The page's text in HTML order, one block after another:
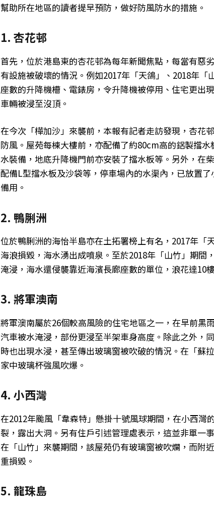
幫助所在地區的讀者提早預防，做好防風防水的措施。
1. 杏花邨
首先，位於港島東的杏花邨為每年新聞焦點，每當有惡
有設施被破壞的情況。例如2017年「天鴿」、2018年
座數的升降機槽、電錶房，令升降機被停用、住宅更出
車輛被浸至沒頂。
在今次「樺加沙」來襲前，本報有記者走訪發現，杏花
防風。屋苑每棟大樓前，亦配備了約80cm高的鋁製擋
水裝備，地底升降機門前亦安裝了擋水板等。另外，在
配備L型擋水板及沙袋等，停車場內的水渠內，已放置
備用。
2. 鴨脷洲
位於鴨脷洲的海怡半島亦在土拓署榜上有名，2017年「
海浪損毀，海水湧出成噴泉。至於2018年「山竹」期間
淹浸，海水還侵襲靠近海濱長廊座數的單位，浪花達10
3. 將軍澳南
將軍澳南屬於26個較高風險的住宅地區之一，在早前黑
汽車被水淹浸，部份更浸至半架車身高度。除此之外，
時也出現水浸，甚至傳出玻璃窗被吹破的情況。在「蘇
家中玻璃杯強風吹爆。
4. 小西灣
在2012年颱風「韋森特」懸掛十號風球期間，在小西灣
裂，露出大洞。另有住戶引述管理處表示，這並非單一
在「山竹」來襲期間，該屋苑仍有玻璃窗被吹爛，而附
重損毀。
5. 龍珠島